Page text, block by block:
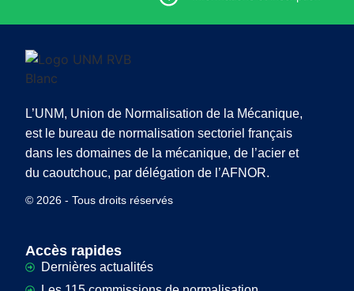
L’UNM, Union de Normalisation de la Mécanique,
est le bureau de normalisation sectoriel français
dans les domaines de la mécanique, de l’acier et
du caoutchouc, par délégation de l’AFNOR.
© 2026 - Tous droits réservés
Accès rapides
Dernières actualités